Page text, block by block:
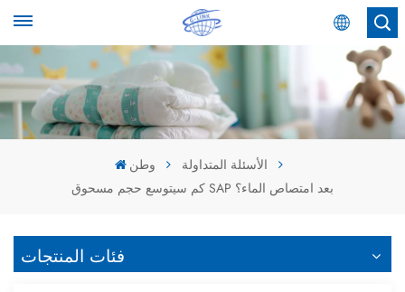
عربي
English
عربي
وطن
الأسئلة المتداولة
كم سيتوسع حجم مسحوق SAP بعد امتصاص الماء؟
فئات المنتجات